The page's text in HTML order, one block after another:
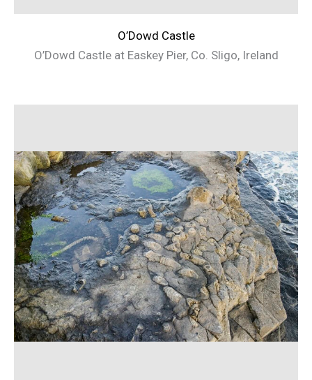
O’Dowd Castle
O’Dowd Castle at Easkey Pier, Co. Sligo, Ireland